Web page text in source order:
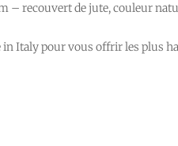
– recouvert de jute, couleur
Italy pour vous offrir les plus